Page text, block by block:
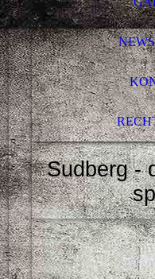
Sudberg -